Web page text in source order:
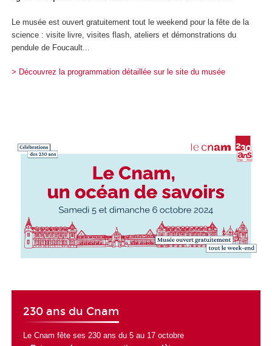
Le musée est ouvert gratuitement tout le weekend pour la fête de la
science : visite livre, visites flash, ateliers et démonstrations du
pendule de Foucault...
> Découvrez la programmation détaillée sur le site du musée
230 ans du Cnam
Le Cnam fête ses 230 ans du 5 au 17 octobre